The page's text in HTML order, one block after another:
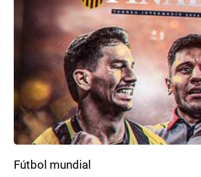
Fútbol mundial